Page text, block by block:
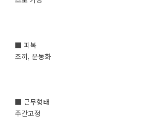
■ 피복
조끼, 운동화
■ 근무형태
주간고정